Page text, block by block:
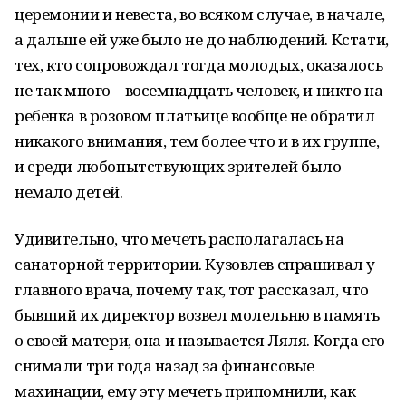
церемонии и невеста, во всяком случае, в начале,
а дальше ей уже было не до наблюдений. Кстати,
тех, кто сопровождал тогда молодых, оказалось
не так много – восемнадцать человек, и никто на
ребенка в розовом платьице вообще не обратил
никакого внимания, тем более что и в их группе,
и среди любопытствующих зрителей было
немало детей.
Удивительно, что мечеть располагалась на
санаторной территории. Кузовлев спрашивал у
главного врача, почему так, тот рассказал, что
бывший их директор возвел молельню в память
о своей матери, она и называется Ляля. Когда его
снимали три года назад за финансовые
махинации, ему эту мечеть припомнили, как